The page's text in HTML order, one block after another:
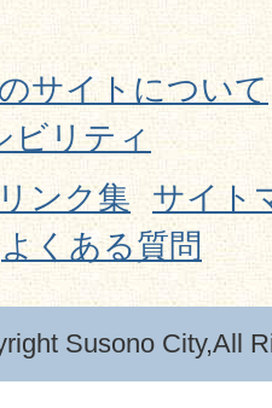
サイトについて
ビリティ
リンク集
サイト
よくある質問
Susono City,All